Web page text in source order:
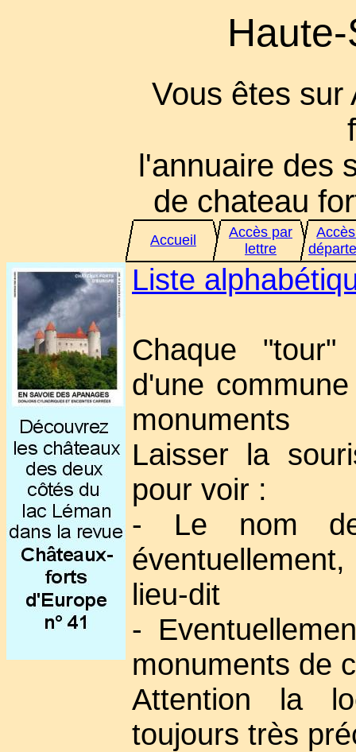
Vous êtes sur
l'annuaire des
de chateau
Accueil
Accès par
lettre
Liste
Chaque
d'une
monuments
Laisser la
pour voir :
- Le nom
lieu-dit
-
monuments de
Attention la
toujours très